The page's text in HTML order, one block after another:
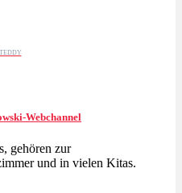
Webchannel
gehören zur
und in vielen Kitas.